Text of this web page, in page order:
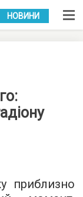
УКР РУС
НОВИНИ
приблизно